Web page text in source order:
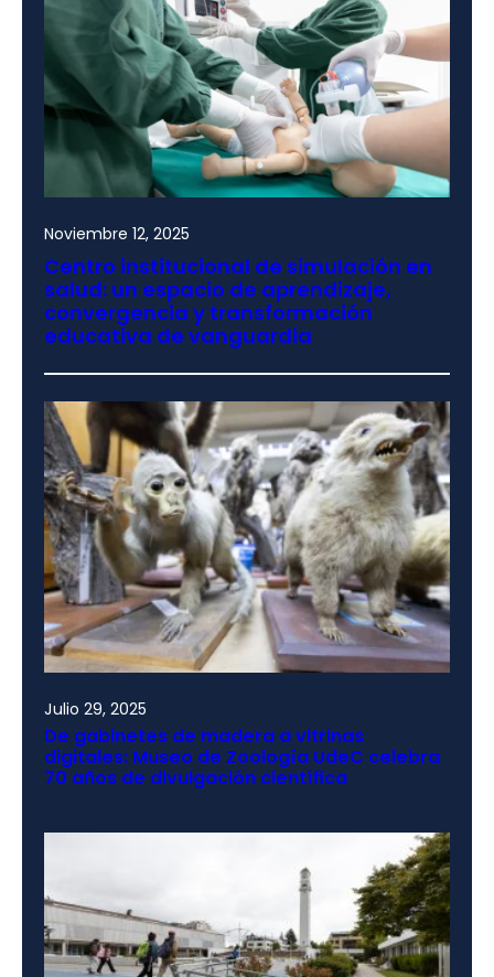
Noviembre 12, 2025
Centro institucional de simulación en
salud: un espacio de aprendizaje,
convergencia y transformación
educativa de vanguardia
Julio 29, 2025
De gabinetes de madera a vitrinas
digitales: Museo de Zoología UdeC celebra
70 años de divulgación científica